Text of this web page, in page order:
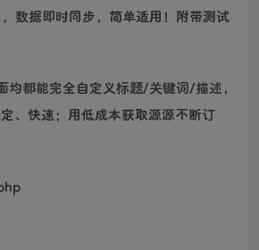
数据即时同步，简单适用！附带测试
均都能完全自定义标题/关键词/描述，
、快速；用低成本获取源源不断订